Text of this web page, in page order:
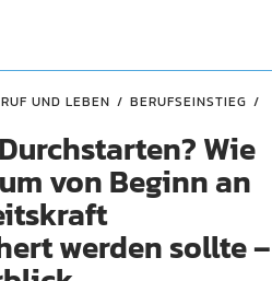
UND LEBEN
BERUFSEINSTIEG
Wie
von Beginn an
werden sollte –